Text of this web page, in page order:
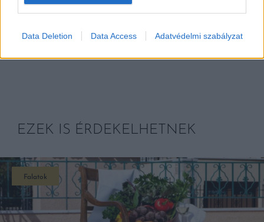
Data Deletion Data Access Adatvédelmi szabályzat
Címlapfotó: Dancsecs Ferenc
EZEK IS ÉRDEKELHETNEK
Falatok